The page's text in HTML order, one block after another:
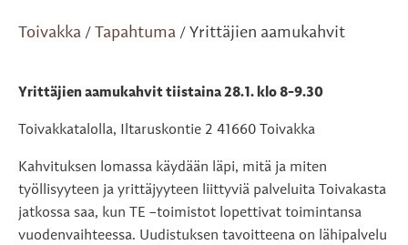
Toivakka / Tapahtuma / Yrittäjien aamukahvit
Yrittäjien aamukahvit tiistaina 28.1. klo 8-9.30
Toivakkatalolla, Iltaruskontie 2 41660 Toivakka
Kahvituksen lomassa käydään läpi, mitä ja miten
työllisyyteen ja yrittäjyyteen liittyviä palveluita Toivakasta
jatkossa saa, kun TE –toimistot lopettivat toimintansa
vuodenvaihteessa. Uudistuksen tavoitteena on lähipalvelu